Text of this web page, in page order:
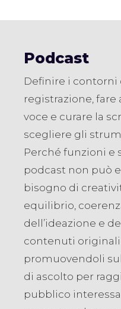
Podcast
Definire i contorni
registrazione,
voce e curare la
scegliere gli
Perché funzioni e
podcast non può
bisogno di
equilibrio,
dell’ideazione e
contenuti originali
promuovendoli
di ascolto per
pubblico